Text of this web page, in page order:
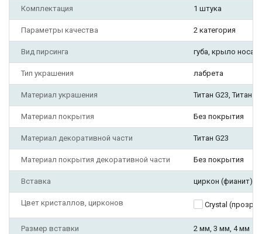
Комплектация 1 штука
Параметры качества 2 категория
Вид пирсинга губа, крыло носа,
Тип украшения лабрета
Материал украшения Титан G23, Титан
Материал покрытия Без покрытия
Материал декоративной части Титан G23
Материал покрытия декоративной части Без покрытия
Вставка циркон (фианит)
Цвет кристаллов, цирконов Crystal
Размер вставки 2 мм, 3 мм, 4 мм